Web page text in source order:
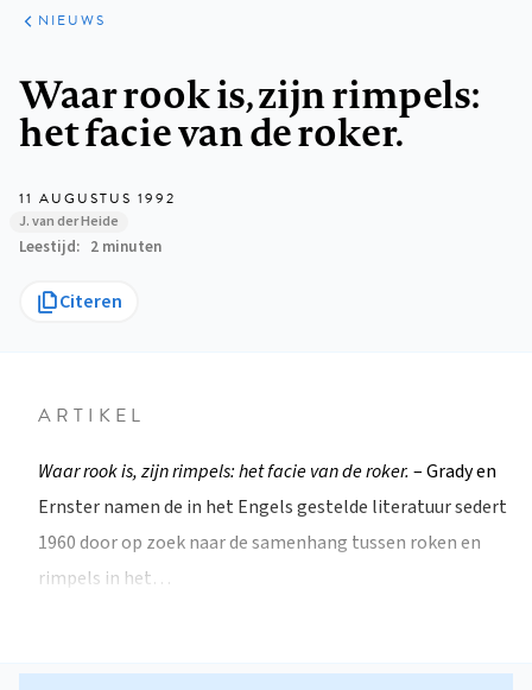
ARTIKELEN
HET
KORT
NIEUWS
Waar rook is, zijn rimpels:
het facie van de roker.
11 AUGUSTUS 1992
J. van der Heide
Leestijd 2 minuten
Citeren
ARTIKEL
Waar rook is, zijn rimpels: het facie van de roker. – Grady en
Ernster namen de in het Engels gestelde literatuur sedert
1960 door op zoek naar de samenhang tussen roken en
rimpels in het…